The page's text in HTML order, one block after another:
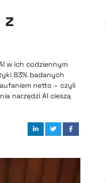
w ich codziennym
83% badanych
netto – czyli
narzędzi AI cieszą